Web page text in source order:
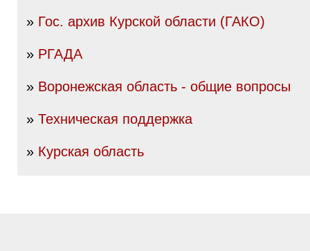
» Гос. архив Курской области (ГАКО)
» РГАДА
» Воронежская область - общие вопросы
» Техническая поддержка
» Курская область